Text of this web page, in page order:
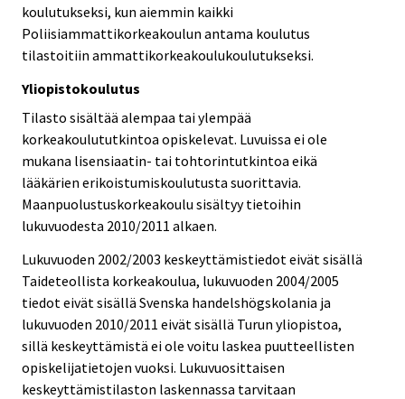
koulutukseksi, kun aiemmin kaikki
Poliisiammattikorkeakoulun antama koulutus
tilastoitiin ammattikorkeakoulukoulutukseksi.
Yliopistokoulutus
Tilasto sisältää alempaa tai ylempää
korkeakoulututkintoa opiskelevat. Luvuissa ei ole
mukana lisensiaatin- tai tohtorintutkintoa eikä
lääkärien erikoistumiskoulutusta suorittavia.
Maanpuolustuskorkeakoulu sisältyy tietoihin
lukuvuodesta 2010/2011 alkaen.
Lukuvuoden 2002/2003 keskeyttämistiedot eivät sisällä
Taideteollista korkeakoulua, lukuvuoden 2004/2005
tiedot eivät sisällä Svenska handelshögskolania ja
lukuvuoden 2010/2011 eivät sisällä Turun yliopistoa,
sillä keskeyttämistä ei ole voitu laskea puutteellisten
opiskelijatietojen vuoksi. Lukuvuosittaisen
keskeyttämistilaston laskennassa tarvitaan